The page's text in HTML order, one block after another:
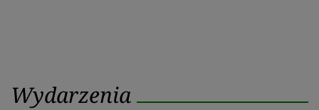
Wydarzenia